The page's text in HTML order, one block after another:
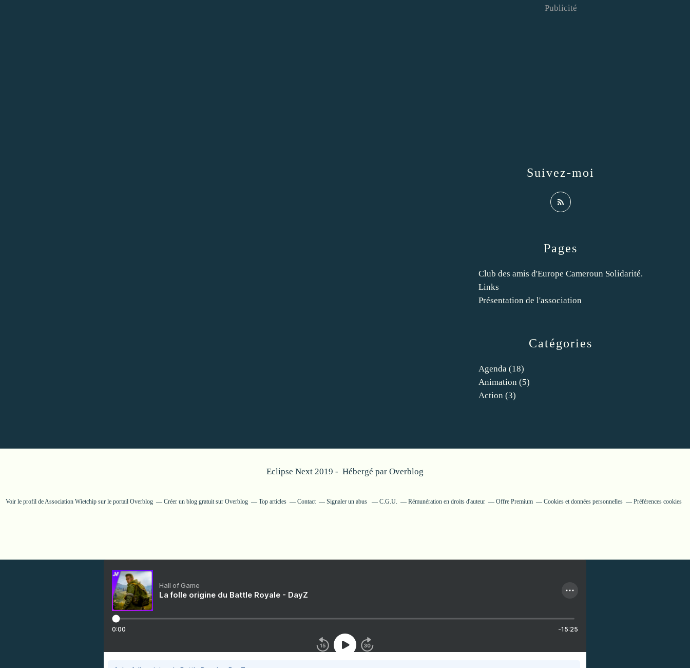
Catégories
Agenda (18)
Animation (5)
Action (3)
Pages
Club des amis d'Europe Cameroun Solidarité.
Links
Présentation de l'association
Suivez-moi
Publicité
Eclipse Next 2019 - Hébergé par Overblog
Voir le profil deAssociation Wietchipsur le portail Overblog Créer un blog gratuit sur Overblog Top articles Contact Signaler un abus C.G.U. Rémunération en droits d'auteur Offre Premium Cookies et données personnelles Préférences cookies
Hall of Game
La folle origine du Battle Royale - DayZ
0:00 -15:25